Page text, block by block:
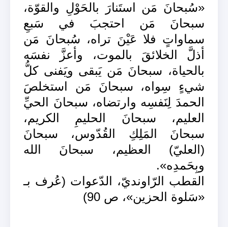
«سُبحانَ مَن استَنارَ بالحَوْلِ والقوّة،
سبحانَ مَن احتجبَ في سَبعِ
سماواتٍ فلا عَيْنَ تراه، سُبحانَ مَن
أذلَّ الخلائقَ بالموت، وأعزَّ نفسَه
بالحياة، سبحانَ مَن يَبقى ويَفنى كلُّ
شيءٍ سِواه، سبحانَ مَن استخلصَ
الحمدَ لِنَفسِه وارتضاه، سبحانَ الحيِّ
العليم، سبحانَ الحليمِ الكريم،
سبحانَ المَلِكِ القُدّوس، سبحانَ
(العليّ) العظيم، سبحانَ الله
وبِحَمدِه».
القطب الرّاونديّ، الدّعوات (عُرف بـ
«سَلوة الحزين»، ص 90)